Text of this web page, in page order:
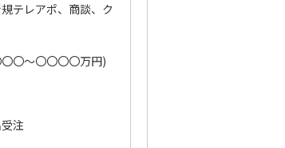
テレアポ、商談、ク
〇～〇〇〇〇万円)
注